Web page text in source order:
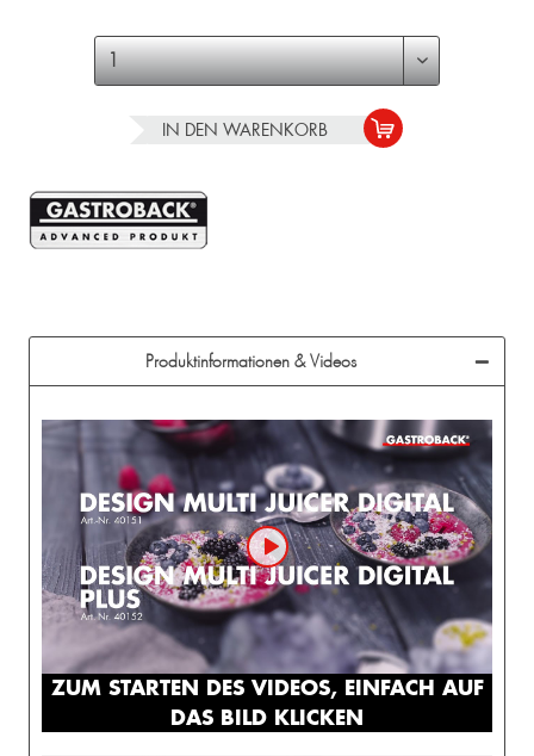
IN DEN WARENKORB
Produktinformationen & Videos
ZUM STARTEN DES VIDEOS, EINFACH AUF
DAS BILD KLICKEN